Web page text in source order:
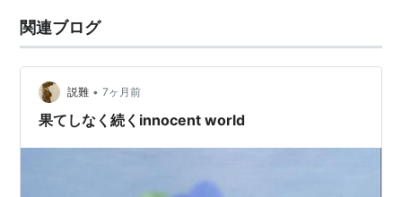
り死亡（享年45歳）
関連ブログ
説難 • 7ヶ月前
果てしなく続くinnocent world